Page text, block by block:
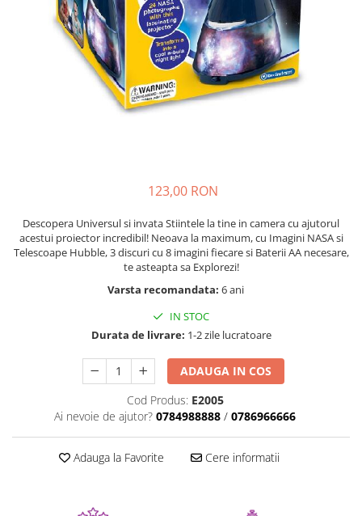
Proiector pentru copii
Instrumente muzicale pentru copii
Caruseluri muzicale
Costum Halloween Copii
Papusi si Bebelusi Reborn
Jucarii cu Dinozauri
Figurine cu animale domestice
Jucarii Montessori
Nevoi speciale si sindrom Down
Jucarii cu alfabet
Jucarii cu cifre
Jucarii de motricitate
123,00 RON
Descopera Universul si invata Stiintele la tine in camera cu ajutorul
acestui proiector incredibil! Neoava la maximum, cu Imagini NASA si
Telescoape Hubble, 3 discuri cu 8 imagini fiecare si Baterii AA necesare,
te asteapta sa Explorezi!
Varsta recomandata: 6 ani
IN STOC
Durata de livrare: 1-2 zile lucratoare
ADAUGA IN COS
Cod Produs: E2005
Ai nevoie de ajutor? 0784988888 / 0786966666
Adauga la Favorite Cere informatii